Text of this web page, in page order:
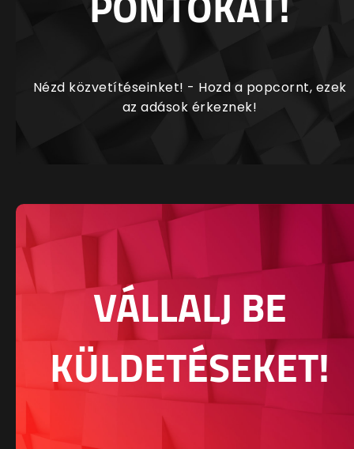
Nézd közvetítéseinket! - Hozd a popcornt, ezek
az adások érkeznek!
VÁLLALJ BE
KÜLDETÉSEKET!